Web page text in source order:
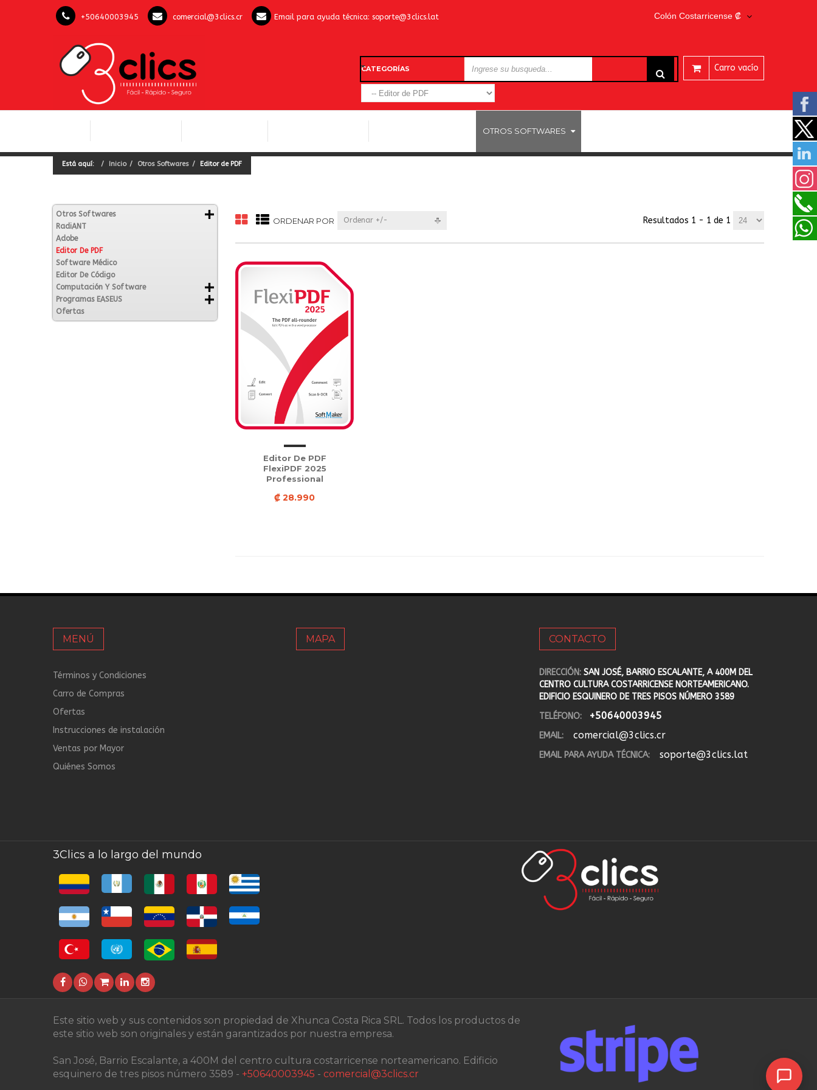
+50640003945 comercial@3clics.cr Email para ayuda técnica: soporte@3clics.lat Colón Costarricense ₡
Carro vacío
CATEGORÍAS
OTROS SOFTWARES
Está aquí: Inicio Otros Softwares Editor de PDF
Otros Softwares
RadiANT
Adobe
Editor De PDF
Software Médico
Editor De Código
Computación Y Software
Programas EASEUS
Ofertas
ORDENAR POR Ordenar +/- Resultados 1 - 1 de 1
Editor De PDF
FlexiPDF 2025
Professional
₡ 28.990
MENÚ
Términos y Condiciones
Carro de Compras
Ofertas
Instrucciones de instalación
Ventas por Mayor
Quiénes Somos
MAPA CONTACTO
DIRECCIÓN: SAN JOSÉ, BARRIO ESCALANTE, A 400M DEL
CENTRO CULTURA COSTARRICENSE NORTEAMERICANO.
EDIFICIO ESQUINERO DE TRES PISOS NÚMERO 3589
TELÉFONO:
+50640003945
EMAIL: comercial@3clics.cr
EMAIL PARA AYUDA TÉCNICA: soporte@3clics.lat
3Clics a lo largo del mundo
Este sitio web y sus contenidos son propiedad de Xhunca Costa Rica SRL. Todos los productos de
este sitio web son originales y están garantizados por nuestra empresa.
San José, Barrio Escalante, a 400M del centro cultura costarricense norteamericano. Edificio
esquinero de tres pisos número 3589 - +50640003945 - comercial@3clics.cr